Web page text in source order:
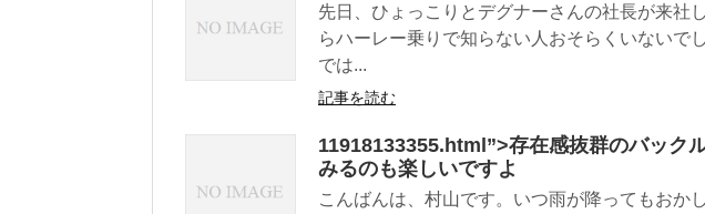
先日、ひょっこりとデグナーさんの社長が来社
らハーレー乗りで知らない人おそらくいないで
では...
記事を読む
11918133355.html”>存在感抜群のバック
みるのも楽しいですよ
こんばんは、村山です。いつ雨が降ってもおか